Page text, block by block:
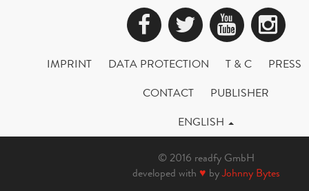
Facebook
Twitter
IMPRINT DATA PROTECTION T & C
PRESS
CONTACT
PUBLISHER
ENGLISH
© 2016 readfy GmbH
developed with ♥ byJohnny Bytes